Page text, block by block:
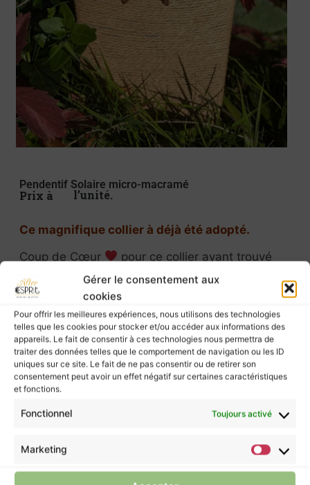
Gérer le consentement aux
cookies
Pour offrir les meilleures expériences, nous utilisons des technologies
telles que les cookies pour stocker et/ou accéder aux informations des
appareils. Le fait de consentir à ces technologies nous permettra de
traiter des données telles que le comportement de navigation ou les ID
uniques sur ce site. Le fait de ne pas consentir ou de retirer son
consentement peut avoir un effet négatif sur certaines caractéristiques
et fonctions.
Fonctionnel Toujours activé
Marketing
Pendentif Solaire micro-macramé
Prix à l’unité.
Ce magnifique collier à déjà été adopté.
Coup de Cœur
pour ce collier ayant trouvé
son âme avant même d’être fini de nouer
Parfois, certaines créations semblent choisir
d’elles-mêmes à qui elles appartiendront !
J’ai beaucoup aimé tisser ces teintes chaudes :
elles me rappellent le soleil, la terre, et l’eau plus
calme, fluide, en son centre.
dans ce même style.
Les pierres murmurent leurs énergies à ceux
qui les écoutent, mais elles ne possèdent pas